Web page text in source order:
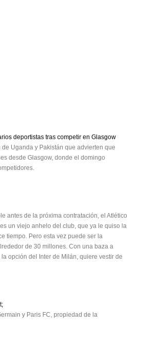
deportistas tras competir en Glasgow
Uganda y Pakistán que advierten que
desde Glasgow, donde el domingo
antes de la próxima contratación, el Atlético
un viejo anhelo del club, que ya le quiso la
tiempo. Pero esta vez puede ser la
de 30 millones. Con una baza a
opción del Inter de Milán, quiere vestir de
y Paris FC, propiedad de la